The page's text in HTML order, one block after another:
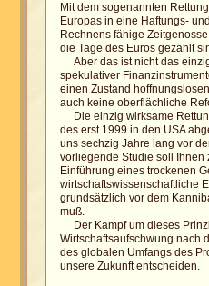
Mit dem sogenannten
Europas in eine Haftungs-
Rechnens fähige
die Tage des Euros gezählt
Aber das ist nicht das
spekulativer
einen Zustand
auch keine oberflächliche
Die einzig wirksame
des erst 1999 in den USA
uns sechzig Jahre lang vor
vorliegende Studie soll Ihnen
Einführung eines trockenen
wirtschaftswissenschaftliche
grundsätzlich vor dem
muß.
Der Kampf um dieses
Wirtschaftsaufschwung nach
des globalen Umfangs des
unsere Zukunft entscheiden.